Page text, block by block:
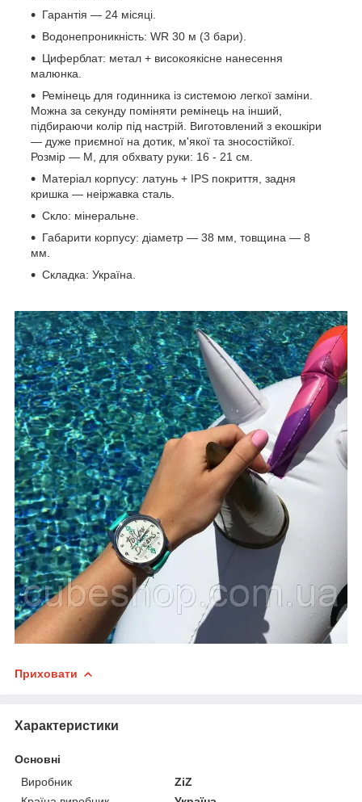
Гарантія — 24 місяці.
Водонепроникність: WR 30 м (3 бари).
Циферблат: метал + високоякісне нанесення
малюнка.
Ремінець для годинника із системою легкої заміни.
Можна за секунду поміняти ремінець на інший,
підбираючи колір під настрій. Виготовлений з екошкіри
— дуже приємної на дотик, м'якої та зносостійкої.
Розмір — М, для обхвату руки: 16 - 21 см.
Матеріал корпусу: латунь + IPS покриття, задня
кришка — неіржавка сталь.
Скло: мінеральне.
Габарити корпусу: діаметр — 38 мм, товщина — 8
мм.
Складка: Україна.
Приховати
Характеристики
Основні
Виробник
ZiZ